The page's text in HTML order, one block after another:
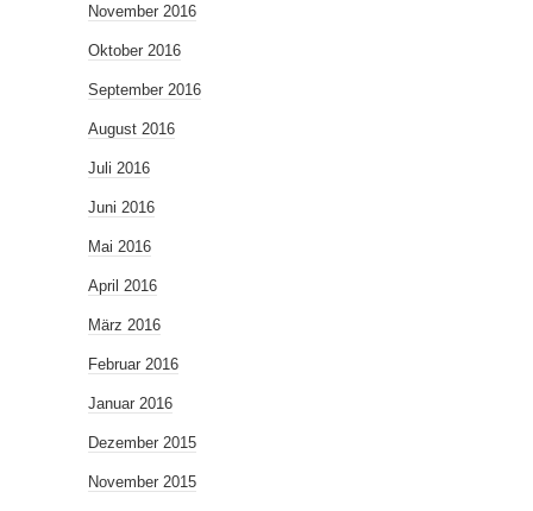
November 2016
Oktober 2016
September 2016
August 2016
Juli 2016
Juni 2016
Mai 2016
April 2016
März 2016
Februar 2016
Januar 2016
Dezember 2015
November 2015